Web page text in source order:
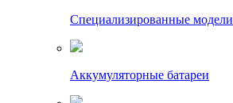
Специализированные модели
Аккумуляторные батареи